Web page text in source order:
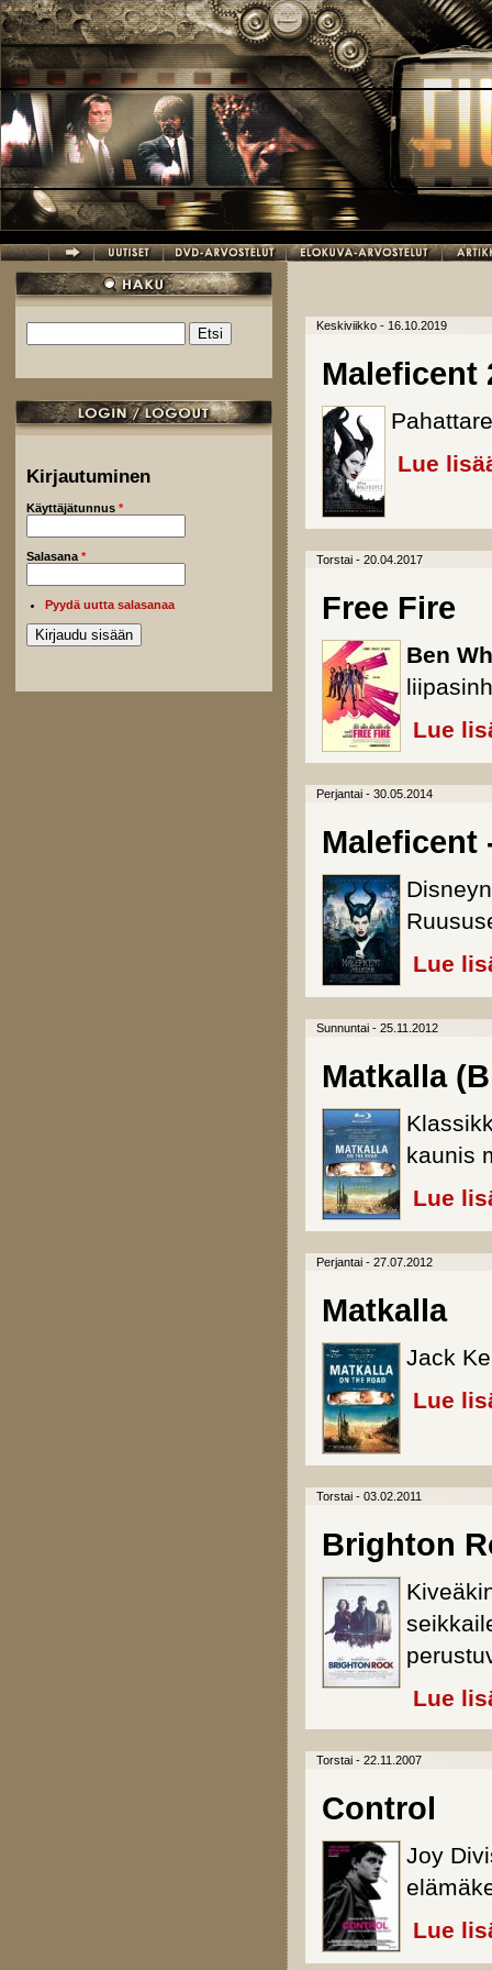
Hyppää pääsisältöön
Hakulomake
Kirjautuminen
Käyttäjätunnus *
Salasana *
Pyydä uutta salasanaa
Keskiviikko - 16.10.2019
Maleficent
Lue
Torstai - 20.04.2017
Free Fire
Ben
Lue
Perjantai - 30.05.2014
Maleficent
Lue
Sunnuntai - 25.11.2012
Matkalla
kaunis
Lue
Perjantai - 27.07.2012
Matkalla
Jack
Lue
Torstai - 03.02.2011
Brighton
Lue
Torstai - 22.11.2007
Control
Joy
Lue